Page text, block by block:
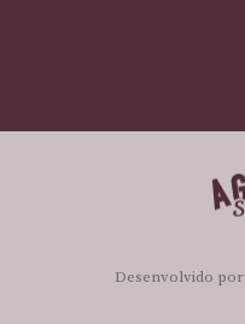
Desenvolvido por